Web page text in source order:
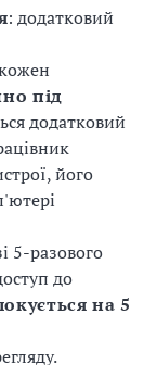
: додатковий
під
додатковий
його
5-разового
до
на 5